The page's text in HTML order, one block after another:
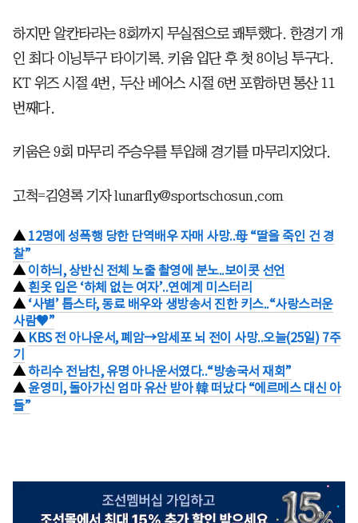
하지만 알칸타라는 8회까지 무실점으로 쾌투했다. 한경기 개
인 최다 이닝투구 타이기록. 키움 입단 후 첫 8이닝 투구다.
KT 위즈 시절 4번, 두산 베어스 시절 6번 포함하면 통산 11
번째다.
키움은 9회 마무리 주승우를 투입해 경기를 마무리지었다.
고척=김영록 기자 lunarfly@sportschosun.com
▲ 12명에 성폭행 당한 단역배우 자매 사망..母 “딸을 죽인 건 경
찰”
▲ 이하늬, 상반신 전체 노출 촬영에 분노..보이콧 선언
▲ 흰옷 입은 ‘하체 없는 여자’..연예계 미스터리
▲ ‘사별’ 톱스타, 동료 배우와 생방송서 진한 키스..“사랑스러운
사람♥”
▲ KBS 전 아나운서, 폐암→암세포 뇌 전이 사망..오늘(25일) 7주
기
▲하리수 전남친, 유명 아나운서였다..“방송국서 재회”
▲ 윤영미, 돌아가신 엄마 유산 받아 韓 떠났다 “에르메스 대신 아
들”